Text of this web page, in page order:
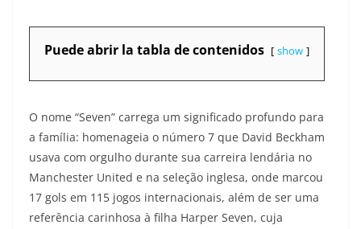
Puede abrir la tabla de contenidos show
O nome “Seven” carrega um significado profundo para
a família: homenageia o número 7 que David Beckham
usava com orgulho durante sua carreira lendária no
Manchester United e na seleção inglesa, onde marcou
17 gols em 115 jogos internacionais, além de ser uma
referência carinhosa à filha Harper Seven, cuja